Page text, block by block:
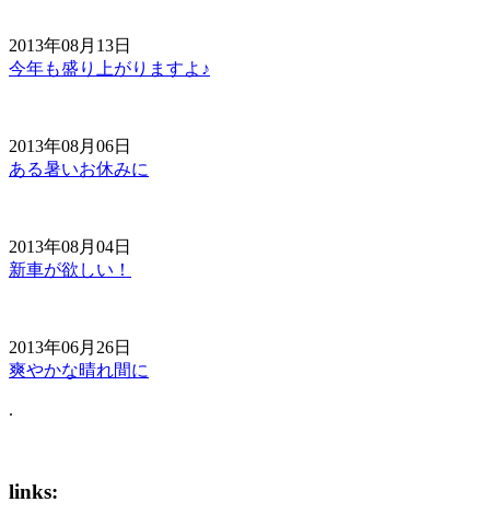
2013年08月13日
今年も盛り上がりますよ♪
2013年08月06日
ある暑いお休みに
2013年08月04日
新車が欲しい！
2013年06月26日
爽やかな晴れ間に
.
links: